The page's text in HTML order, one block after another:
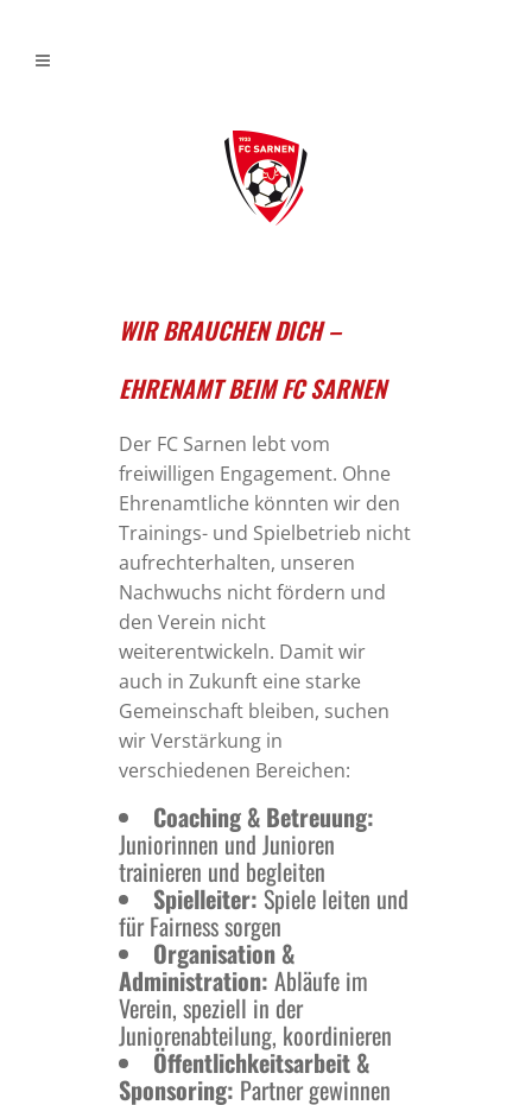
WIR BRAUCHEN DICH –
EHRENAMT BEIM FC SARNEN
Der FC Sarnen lebt vom
freiwilligen Engagement. Ohne
Ehrenamtliche könnten wir den
Trainings- und Spielbetrieb nicht
aufrechterhalten, unseren
Nachwuchs nicht fördern und
den Verein nicht
weiterentwickeln. Damit wir
auch in Zukunft eine starke
Gemeinschaft bleiben, suchen
wir Verstärkung in
verschiedenen Bereichen:
Coaching & Betreuung:
Juniorinnen und Junioren
trainieren und begleiten
Spielleiter: Spiele leiten und
für Fairness sorgen
Organisation &
Administration: Abläufe im
Verein, speziell in der
Juniorenabteilung, koordinieren
Öffentlichkeitsarbeit &
Sponsoring: Partner gewinnen